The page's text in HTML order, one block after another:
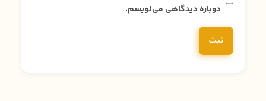
دوباره دیدگاهی می‌نویسم.